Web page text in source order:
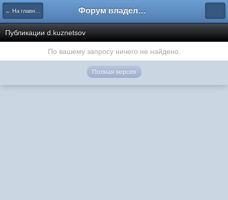
← На главную Форум владельцев интернет-магазинов
Публикации d.kuznetsov
По вашему запросу ничего не найдено.
Полная версия